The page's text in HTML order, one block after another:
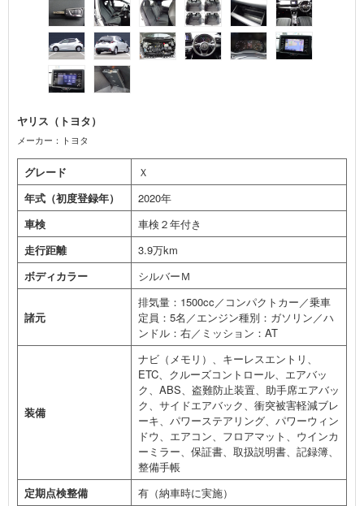
ヤリス（トヨタ）
メーカー：トヨタ
グレード
Ｘ
年式（初度登録年）
2020年
車検
車検２年付き
走行距離
3.9万km
ボディカラー
シルバーＭ
諸元
排気量：1500cc／コンパクトカー／乗車
定員：5名／エンジン種別：ガソリン／ハ
ンドル：右／ミッション：AT
装備
ナビ（メモリ）、キーレスエントリ、
ETC、クルーズコントロール、エアバッ
ク、ABS、盗難防止装置、助手席エアバッ
ク、サイドエアバック、衝突被害軽減ブレ
ーキ、パワーステアリング、パワーウィン
ドウ、エアコン、フロアマット、ウインカ
ーミラー、保証書、取扱説明書、記録簿、
整備手帳
定期点検整備
有（納車時に実施）